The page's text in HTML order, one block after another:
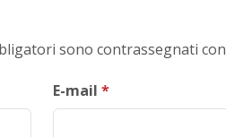
sono contrassegnati con
E-mail *